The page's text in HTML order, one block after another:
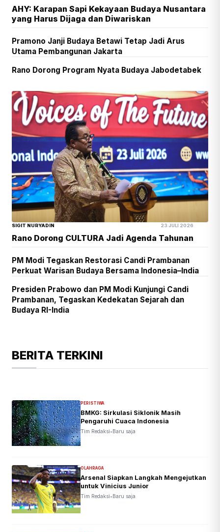
AHY: Karapan Sapi Kekayaan Budaya Nusantara
yang Harus Dijaga dan Diwariskan
Pramono Janji Budaya Betawi Tetap Jadi Arus
Utama Pembangunan Jakarta
Rano Dorong Program Nyata Budaya Jabodetabek
SIGIT NURYADIN 23 JULI 2026
Rano Dorong CULTURA Jadi Agenda Tahunan
PM Modi Tegaskan Restorasi Candi Prambanan
Perkuat Warisan Budaya Bersama Indonesia–India
Presiden Prabowo dan PM Modi Kunjungi Candi
Prambanan, Tegaskan Kedekatan Sejarah dan
Budaya RI-India
BERITA TERKINI
PERISTIWA
BMKG: Sirkulasi Siklonik Masih
Pengaruhi Cuaca Indonesia
Tim Redaksi•Baru saja
OLAHRAGA
Arsenal Siapkan Langkah Mengejutkan
untuk Vinicius Junior
Tim Redaksi•Baru saja